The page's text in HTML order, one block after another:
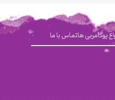
یوگامربی هاتماس با ما